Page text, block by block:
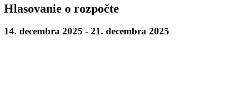
Hlasovanie o rozpočte
14. decembra 2025 - 21. decembra 2025